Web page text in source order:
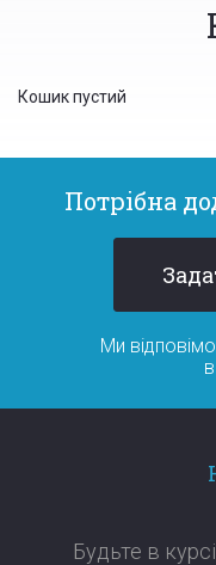
Кошик пустий
Потрібна
Ми
Будьте в